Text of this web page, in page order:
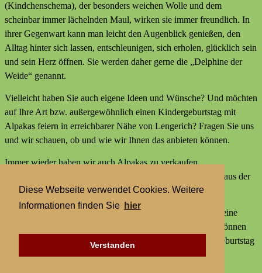
Diese Webseite verwendet Cookies. Weitere
Informationen finden Sie hier
Verstanden
(Kindchenschema), der besonders weichen Wolle und dem
scheinbar immer lächelnden Maul, wirken sie immer freundlich. In
ihrer Gegenwart kann man leicht den Augenblick genießen, den
Alltag hinter sich lassen, entschleunigen, sich erholen, glücklich sein
und sein Herz öffnen. Sie werden daher gerne die „Delphine der
Weide“ genannt.
Vielleicht haben Sie auch eigene Ideen und Wünsche? Und möchten
auf Ihre Art bzw. außergewöhnlich einen Kindergeburtstag mit
Alpakas feiern in erreichbarer Nähe von Lengerich? Fragen Sie uns
und wir schauen, ob und wie wir Ihnen das anbieten können.
Immer wieder haben wir auch Alpakas zu verkaufen,
Alpakaprodukte, z.B. Alpakaseife oder Alpaka-Bettdecken aus der
Wolle unserer Tiere und außerdem kleine Geschenke.
Wir bieten keine externen Aktivitäten mit Alpakas an und keine
Alpaka-Wanderungen. Aber statt einer Alpakawanderung können
Sie bei uns Alpakas Mal anders erleben und einen Kindergeburtstag
mit Alpakas feiern in erreichbarer Nähe von Lengerich.